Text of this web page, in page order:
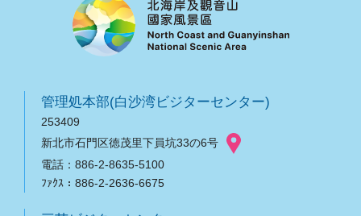
管理処本部(白沙湾ビジターセンター)
253409
新北市石門区徳茂里下員坑33の6号
電話：886-2-8635-5100
ﾌｧｸｽ：886-2-2636-6675